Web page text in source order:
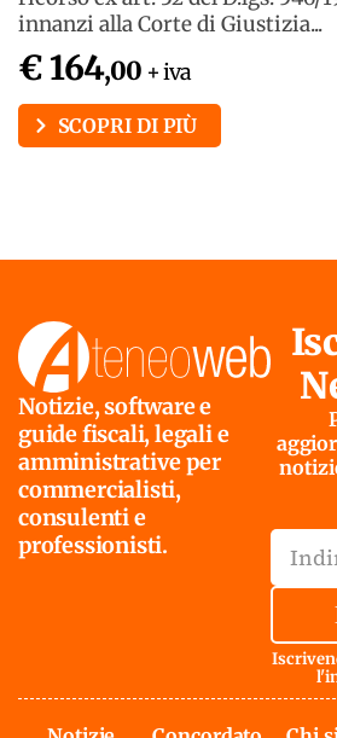
innanzi alla Corte di Giustizia...
€ 164,00 + iva
SCOPRI DI PIÙ
Notizie, software e
guide fiscali, legali e
amministrative per
commercialisti,
consulenti e
professionisti.
l'